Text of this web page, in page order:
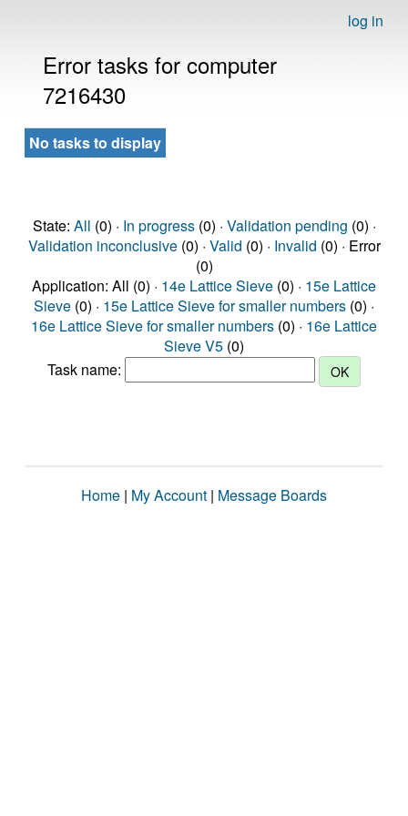
log in
Error tasks for computer
7216430
No tasks to display
State: All (0) · In progress(0) · Validation pending (0) ·
Validation inconclusive(0) · Valid (0) · Invalid (0) · Error
(0)
Application: All (0) · 14e Lattice Sieve (0) · 15e Lattice
Sieve (0) · 15e Lattice Sieve for smaller numbers (0) ·
16e Lattice Sieve for smaller numbers (0) · 16e Lattice
Sieve V5 (0)
Task name:
Home | My Account | Message Boards